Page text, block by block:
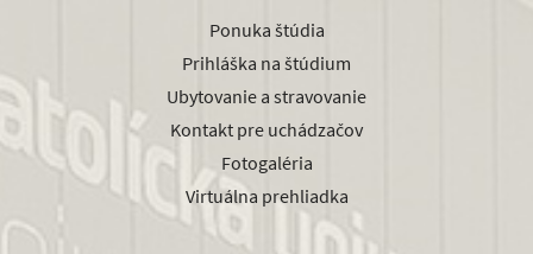
Ponuka štúdia
Prihláška na štúdium
Ubytovanie a stravovanie
Kontakt pre uchádzačov
Fotogaléria
Virtuálna prehliadka